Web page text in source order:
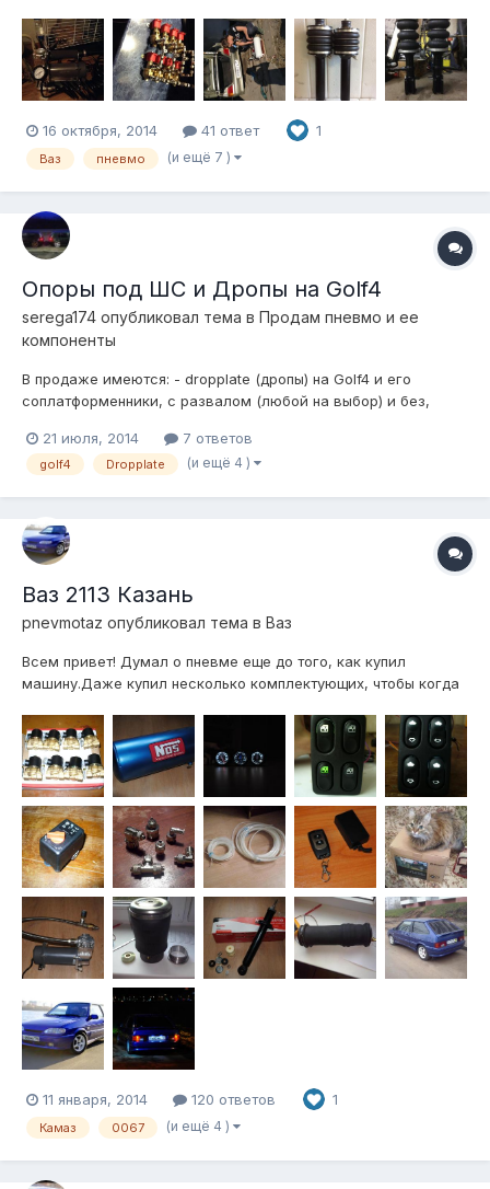
подробно, и так: 1. Были куплены клапана "Atiker" 8 штук,
соответственно блок будет 4 контура, огромная куча
фитингов "camozzi" осталос...
16 октября, 2014 41 ответ 1
Ваз пневмо (и ещё 7 )
Опоры под ШС и Дропы на Golf4
serega174 опубликовал тема в Продам пневмо и ее
компоненты
В продаже имеются: - dropplate (дропы) на Golf4 и его
соплатформенники, с развалом (любой на выбор) и без,
забивные шпильки из шестигранника калёные, гайки и болты
с потайной головкой. Цена: с развалом - 6000 р. без развала
21 июля, 2014 7 ответов
golf4 Dropplate (и ещё 4 )
Ваз 2113 Казань
pnevmotaz опубликовал тема в Ваз
Всем привет! Думал о пневме еще до того, как купил
машину.Даже купил несколько комплектующих, чтобы когда
будет) В общем, машина ваз 2113 2010 года выпуска.В моих
руках около двух месяцев Купил такую Поработал с тем, что
требовало внимания....
11 января, 2014 120 ответов 1
Камаз 0067 (и ещё 4 )